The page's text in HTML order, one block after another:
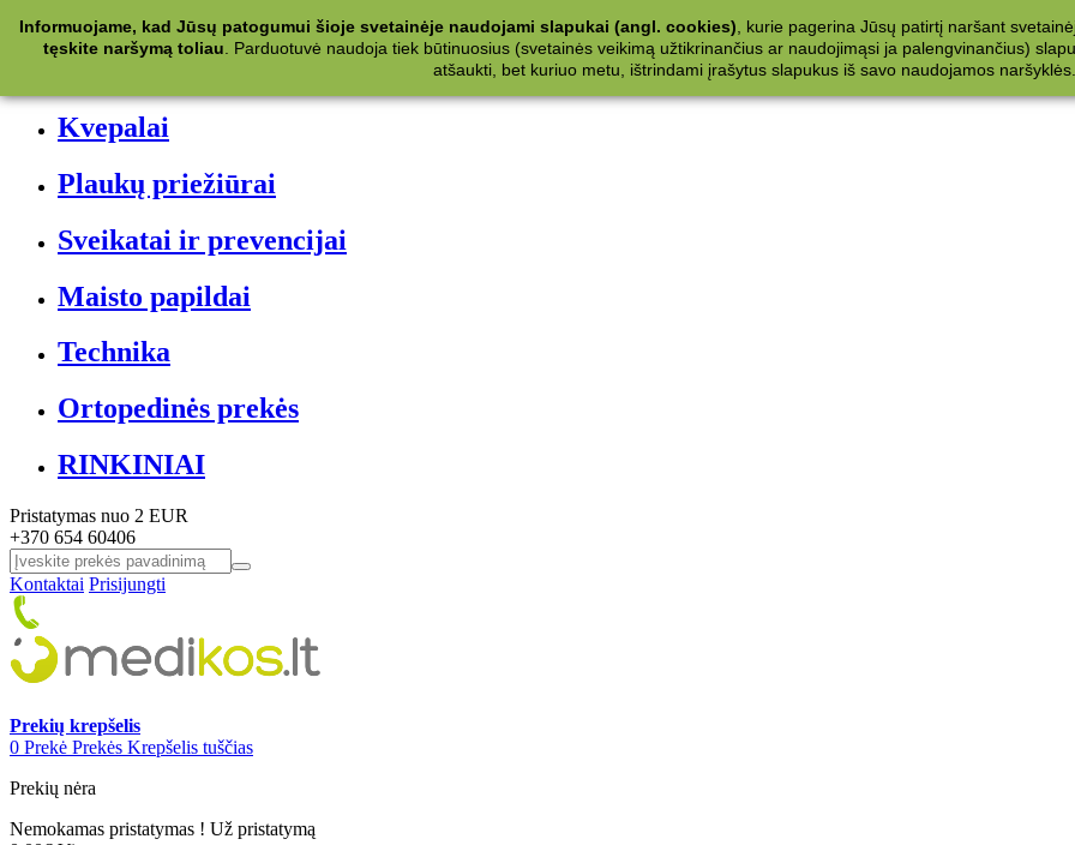
Kategorijos
Kvepalai
Plaukų priežiūrai
Sveikatai ir prevencijai
Maisto papildai
Technika
Ortopedinės prekės
RINKINIAI
Pristatymas nuo 2 EUR
+370 654 60406
Kontaktai Prisijungti
Prekių krepšelis
0 Prekė Prekės Krepšelis tuščias
Prekių nėra
Nemokamas pristatymas ! Už pristatymą
Informuojame, kad Jūsų patogumui šioje svetainėje naudojami slapukai (angl. cookies) , kurie pagerina Jūsų patirtį naršant
tęskite naršymą toliau
Parduotuvė naudoja tiek būtinuosius (svetainės veikimą užtikrinančius ar naudojimąsi ja palengvinančius)
atšaukti, bet kuriuo metu, ištrindami įrašytus slapukus iš savo naudojamos naršyklės.